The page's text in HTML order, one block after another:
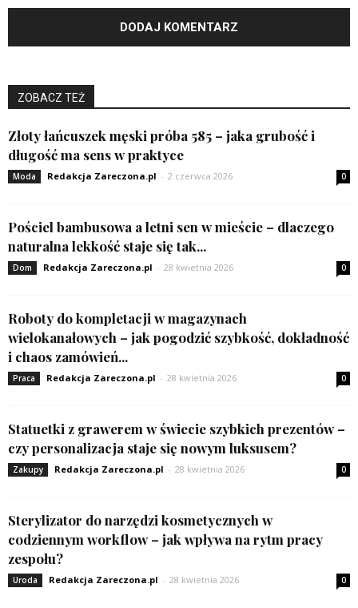
ZOBACZ TEŻ
Złoty łańcuszek męski próba 585 – jaka grubość i
długość ma sens w praktyce
Moda Redakcja Zareczona.pl - 2 czerwca 2026 0
Pościel bambusowa a letni sen w mieście – dlaczego
naturalna lekkość staje się tak...
Dom Redakcja Zareczona.pl - 28 kwietnia 2026 0
Roboty do kompletacji w magazynach
wielokanałowych – jak pogodzić szybkość, dokładność
i chaos zamówień...
Praca Redakcja Zareczona.pl - 28 kwietnia 2026 0
Statuetki z grawerem w świecie szybkich prezentów –
czy personalizacja staje się nowym luksusem?
Zakupy Redakcja Zareczona.pl - 28 kwietnia 2026 0
Sterylizator do narzędzi kosmetycznych w
codziennym workflow – jak wpływa na rytm pracy
zespołu?
Uroda Redakcja Zareczona.pl - 28 kwietnia 2026 0